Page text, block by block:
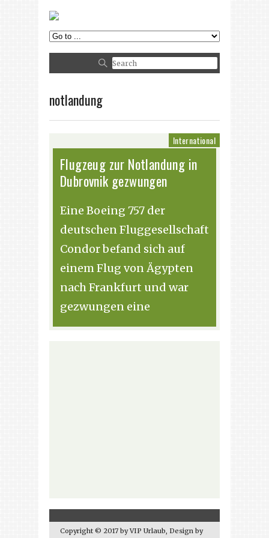
notlandung
International
Flugzeug zur Notlandung in
Dubrovnik gezwungen
Eine Boeing 757 der
deutschen Fluggesellschaft
Condor befand sich auf
einem Flug von Ägypten
nach Frankfurt und war
gezwungen eine
Copyright © 2017 by VIP Urlaub, Design by